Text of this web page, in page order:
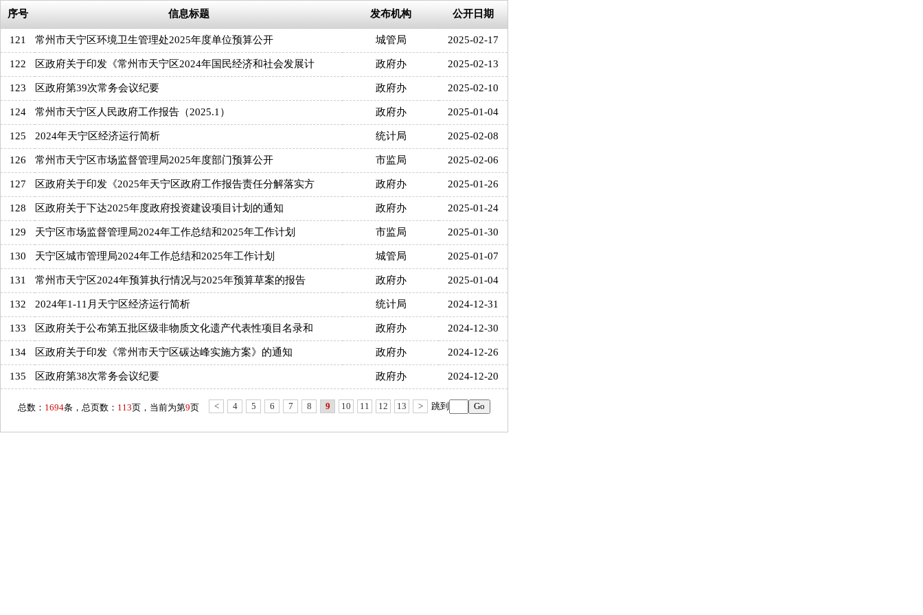
序号 信息标题 发布机构 公开日期
121 常州市天宁区环境卫生管理处2025年度单位预算公开 城管局 2025-02-17
122 区政府关于印发《常州市天宁区2024年国民经济和社会发展计 政府办 2025-02-13
123 区政府第39次常务会议纪要 政府办 2025-02-10
124 常州市天宁区人民政府工作报告（2025.1） 政府办 2025-01-04
125 2024年天宁区经济运行简析 统计局 2025-02-08
126 常州市天宁区市场监督管理局2025年度部门预算公开 市监局 2025-02-06
127 区政府关于印发《2025年天宁区政府工作报告责任分解落实方 政府办 2025-01-26
128 区政府关于下达2025年度政府投资建设项目计划的通知 政府办 2025-01-24
129 天宁区市场监督管理局2024年工作总结和2025年工作计划 市监局 2025-01-30
130 天宁区城市管理局2024年工作总结和2025年工作计划 城管局 2025-01-07
131 常州市天宁区2024年预算执行情况与2025年预算草案的报告 政府办 2025-01-04
132 2024年1-11月天宁区经济运行简析 统计局 2024-12-31
133 区政府关于公布第五批区级非物质文化遗产代表性项目名录和 政府办 2024-12-30
134 区政府关于印发《常州市天宁区碳达峰实施方案》的通知 政府办 2024-12-26
135 区政府第38次常务会议纪要 政府办 2024-12-20
总数： 1694条，总页数： 113页，当前为第9页 < 4 5 6 7 8 9 10 11 12 13 > 跳到